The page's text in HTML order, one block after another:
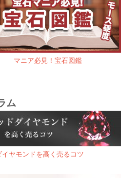
マニア必見！宝石図鑑
ム
イヤモンドを高く売るコツ